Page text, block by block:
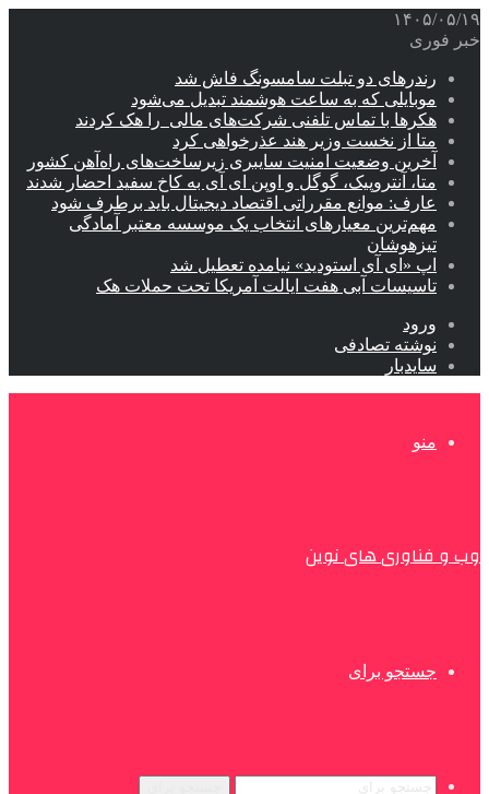
۱۴۰۵/۰۵/۱۹
خبر فوری
رندرهای دو تبلت سامسونگ فاش شد
موبایلی که به ساعت هوشمند تبدیل می‌شود
هکرها با تماس تلفنی شرکت‌های مالی را هک کردند
متا از نخست وزیر هند عذرخواهی کرد
آخرین وضعیت امنیت سایبری زیرساخت‌های راه‌آهن کشور
متا، آنتروپیک، گوگل و اوپن ای آی به کاخ سفید احضار شدند
عارف: موانع مقرراتی اقتصاد دیجیتال باید برطرف شود
مهم‌ترین معیارهای انتخاب یک موسسه معتبر آمادگی
تیزهوشان
اپ «ای آی استودید» نیامده تعطیل شد
تاسیسات آبی هفت ایالت آمریکا تحت حملات هک
ورود
نوشته تصادفی
سایدبار
منو
وب و فناوری های نوین
جستجو برای